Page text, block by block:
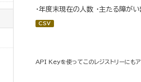
・年度末現在の人数 ・主たる障が
CSV
API Keyを使ってこのレジストリーにも